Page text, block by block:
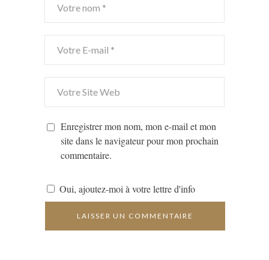
Enregistrer mon nom, mon e-mail et mon
site dans le navigateur pour mon prochain
commentaire.
Oui, ajoutez-moi à votre lettre d'info